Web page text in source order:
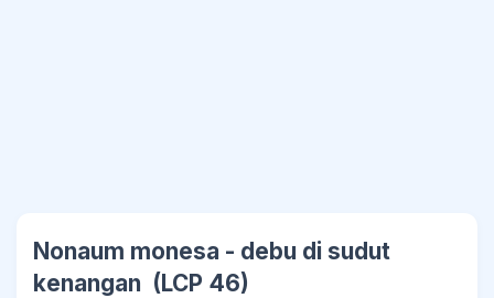
Nonaum monesa - debu di sudut
kenangan ‎ (LCP 46)